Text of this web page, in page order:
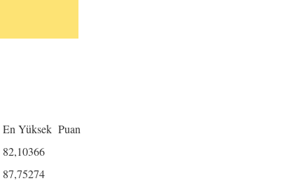
En Yüksek Puan
82,10366
87,75274